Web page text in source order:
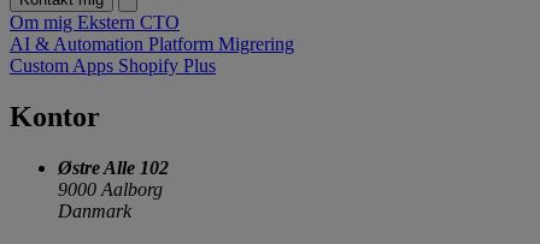
Om mig Ekstern CTO
AI & Automation Platform Migrering
Custom Apps Shopify Plus
Kontor
Østre Alle 102
9000 Aalborg
Danmark